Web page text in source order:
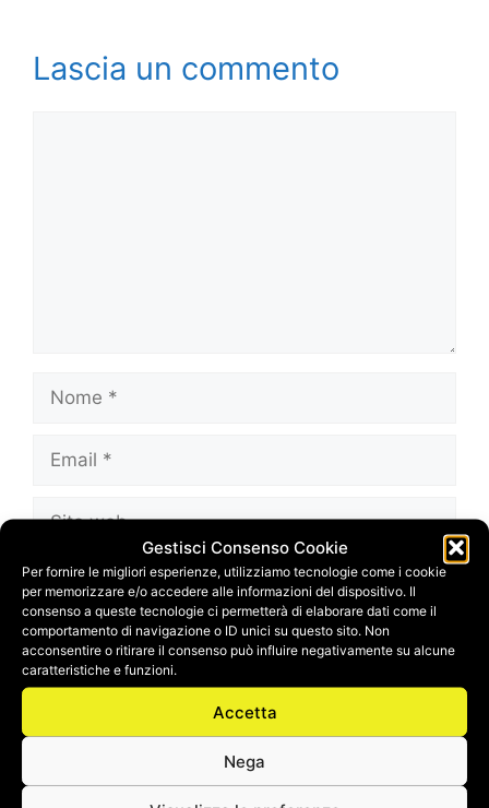
Gestisci Consenso Cookie
Per fornire le migliori esperienze, utilizziamo tecnologie come i cookie
per memorizzare e/o accedere alle informazioni del dispositivo. Il
consenso a queste tecnologie ci permetterà di elaborare dati come il
comportamento di navigazione o ID unici su questo sito. Non
acconsentire o ritirare il consenso può influire negativamente su alcune
caratteristiche e funzioni.
Accetta
Nega
Lascia un commento
Nome
Email
Sito
Salva il mio nome, email e sito web in questo
browser per la prossima volta che
commento.